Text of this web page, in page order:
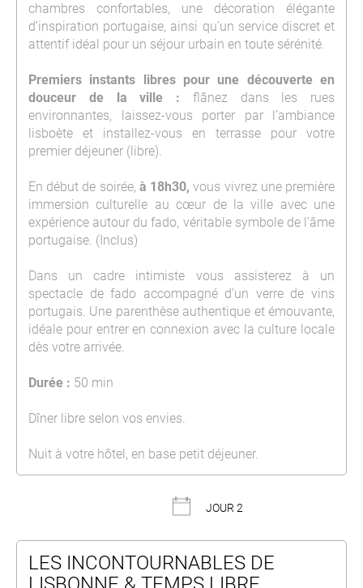
chambres confortables, une décoration élégante
d’inspiration portugaise, ainsi qu’un service discret et
attentif idéal pour un séjour urbain en toute sérénité.
Premiers instants libres pour une découverte en
douceur de la ville : flânez dans les rues
environnantes, laissez-vous porter par l’ambiance
lisboète et installez-vous en terrasse pour votre
premier déjeuner (libre).
En début de soirée, à 18h30, vous vivrez une première
immersion culturelle au cœur de la ville avec une
expérience autour du fado, véritable symbole de l’âme
portugaise. (Inclus)
Dans un cadre intimiste vous assisterez à un
spectacle de fado accompagné d’un verre de vins
portugais. Une parenthèse authentique et émouvante,
idéale pour entrer en connexion avec la culture locale
dès votre arrivée.
Durée : 50 min
Dîner libre selon vos envies.
Nuit à votre hôtel, en base petit déjeuner.
JOUR 2
LES INCONTOURNABLES DE